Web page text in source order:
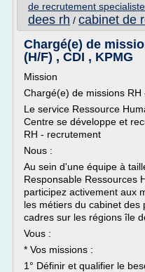
de recrutement
dees rh / cabinet de
Chargé(e) de
(H/F) , CDI , KPMG
Mission
Chargé(e) de missions
Le service Ressource
Centre se développe et
RH - recrutement
Nous :
Au sein d'une équipe à
Responsable Ressources
participez activement aux
les métiers du cabinet des
cadres sur les régions île
Vous :
* Vos missions :
1° Définir et qualifier le